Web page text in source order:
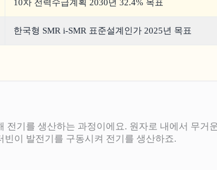
10차 전력수급계획 2030년 32.4% 목표
한국형 SMR i-SMR 표준설계인가 2025년 목표
기를 생산하는 과정이에요. 원자로 내에서 무거
이 발전기를 구동시켜 전기를 생산하죠.